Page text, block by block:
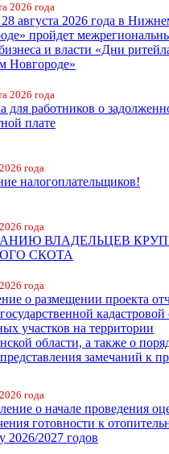
2026 года
августа 2026 года в
пройдет
и власти «Дни
Новгороде»
2026 года
для работников о
плате
года
налогоплательщиков!
года
ВЛАДЕЛЬЦЕВ
СКОТА
года
о размещении проекта
участков на территории
области, а также о
замечаний к
года
о начале проведения
готовности к
2026/2027 годов